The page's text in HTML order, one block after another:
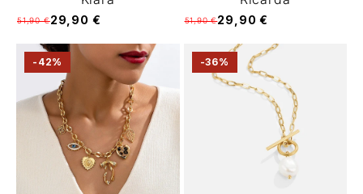
51,90 €29,90 € 51,90 €29,90 €
-42% -36%